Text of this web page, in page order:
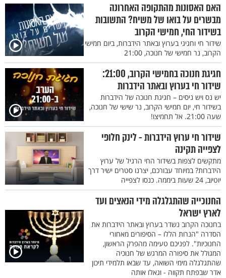
האם האסונות מהתקופה האחרונה
מבשרים על בואו של משיח? התשובות
בשידור החי, חמישי הקרוב
שידור חי וחגיגי בערוץ ובאתר הידברות, ביום חמישי
הקרוב, נר חמישי של חנוכה, 21:00
חגיגת חנוכה בחמישי הקרוב, 21:00:
שידור חי בערוץ ובאתר הידברות
יש נס ויש ניסים – חגיגת חנוכה של הידברות
בשידור חי, יום חמישי הקרוב, נר שישי של חנוכה,
שעה 21:00. אל תחמיצו!
שידור חי ערוץ הידברות - לינק חלופי
לצפייה תקינה
מתקשים לצפות בשידור החי הרגיל של ערוץ
הידברות? במיוחד עבורכם, יצרנו סטרים ישיר דרך
יוטיוב, 24 שעות ביממה. כנסו לצפייה
החנוכייה שהתגלגלה מידי הנאצים ועד
לארץ ישראל
בחנוכה הקרוב נשדר בערוץ ובאתר הידברות את
הסדרה "הנרות הללו – הסיפורים מאחורי
החנוכיות". לפניכם טעימה מהפרק הראשון,
המגולל את סיפורה המרגש של חנוכיה
שהתגלגלה מימי השואה, עד שבאו תלמידי תיכון
אדר שבפתח תקווה - וגאלו אותה